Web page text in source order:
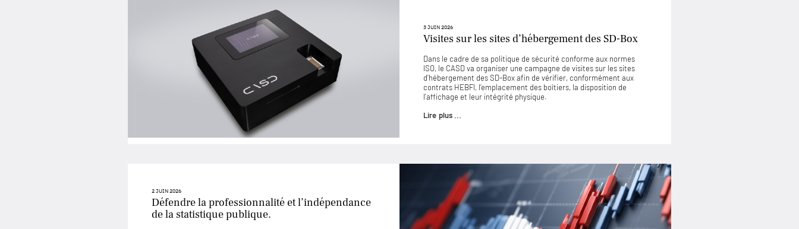
3 JUIN 2026
Visites sur les sites d’hébergement des SD-Box
Dans le cadre de sa politique de sécurité conforme aux normes
ISO, le CASD va organiser une campagne de visites sur les sites
d’hébergement des SD-Box afin de vérifier, conformément aux
contrats HEBFI, l’emplacement des boîtiers, la disposition de
l’affichage et leur intégrité physique.
Lire plus ...
2 JUIN 2026
Défendre la professionnalité et l’indépendance
de la statistique publique.